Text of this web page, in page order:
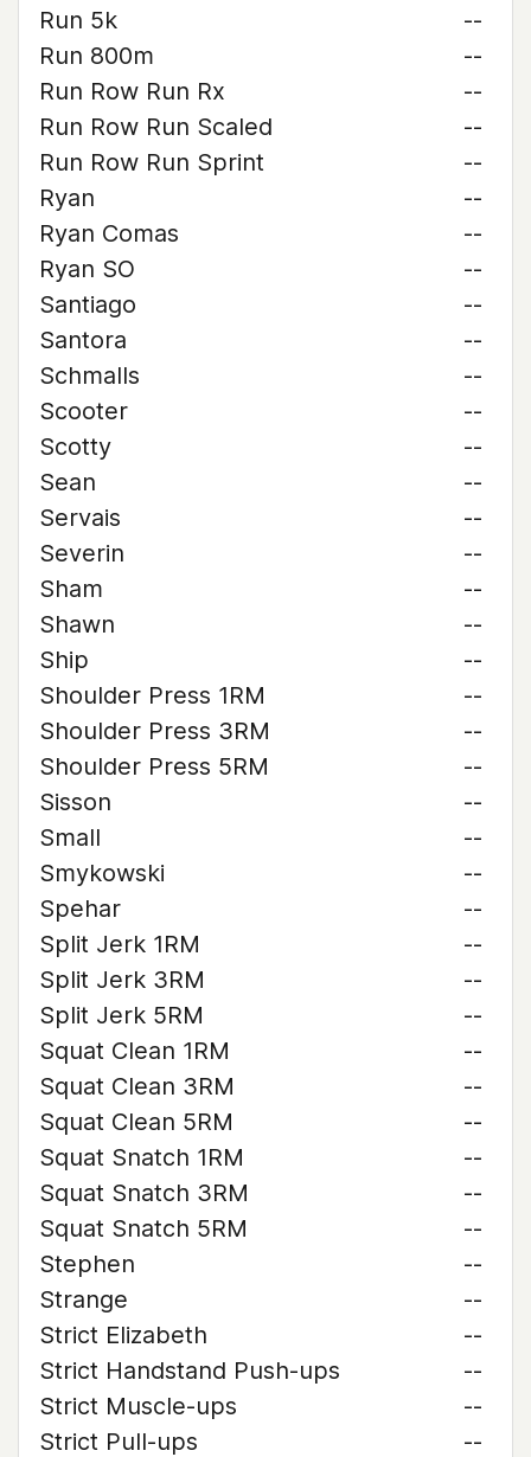
Run 5k
--
Run 800m
--
Run Row Run Rx
--
Run Row Run Scaled
--
Run Row Run Sprint
--
Ryan
--
Ryan Comas
--
Ryan SO
--
Santiago
--
Santora
--
Schmalls
--
Scooter
--
Scotty
--
Sean
--
Servais
--
Severin
--
Sham
--
Shawn
--
Ship
--
Shoulder Press 1RM
--
Shoulder Press 3RM
--
Shoulder Press 5RM
--
Sisson
--
Small
--
Smykowski
--
Spehar
--
Split Jerk 1RM
--
Split Jerk 3RM
--
Split Jerk 5RM
--
Squat Clean 1RM
--
Squat Clean 3RM
--
Squat Clean 5RM
--
Squat Snatch 1RM
--
Squat Snatch 3RM
--
Squat Snatch 5RM
--
Stephen
--
Strange
--
Strict Elizabeth
--
Strict Handstand Push-ups
--
Strict Muscle-ups
--
Strict Pull-ups
--